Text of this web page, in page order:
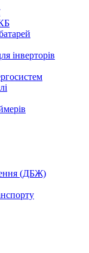
інверторів
(ДБЖ)